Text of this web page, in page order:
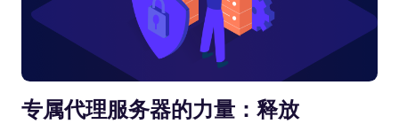
专属代理服务器的力量：释放